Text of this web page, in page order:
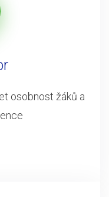
osobnost žáků a